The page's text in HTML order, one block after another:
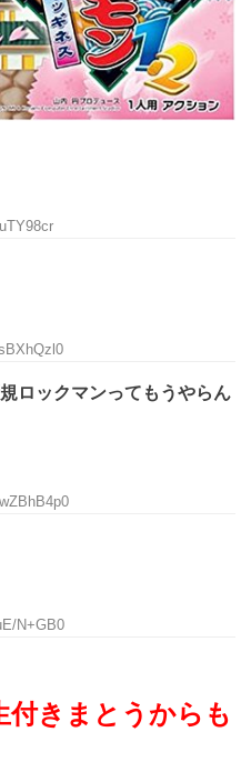
ロックマンってもうやらん
N+GB0
付きまとうからも